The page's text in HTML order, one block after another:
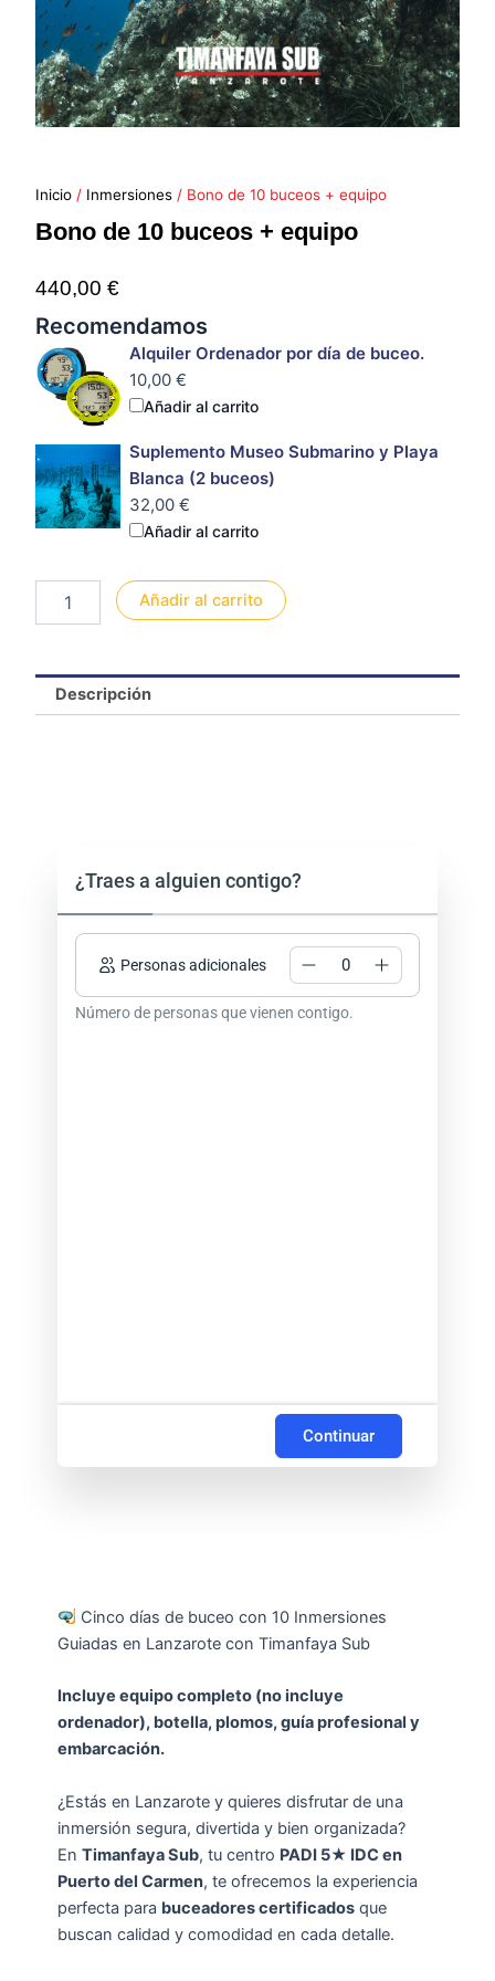
Inicio / Inmersiones / Bono de 10 buceos + equipo
Bono de 10 buceos + equipo
440,00€
Recomendamos
Alquiler Ordenador por día de buceo.
10,00€
Añadir al carrito
Suplemento Museo Submarino y Playa
Blanca (2 buceos)
32,00€
Añadir al carrito
Bono
10
buceos
equipo
cantidad
Añadir al carrito
Descripción
¿Traes a alguien contigo?
Personas adicionales
Número de personas que vienen contigo.
Continuar
Cinco días de buceo con 10 Inmersiones
Guiadas en Lanzarote con Timanfaya Sub
Incluye equipo completo (no incluye
ordenador), botella, plomos, guía profesional y
embarcación.
¿Estás en Lanzarote y quieres disfrutar de una
inmersión segura, divertida y bien organizada?
EnTimanfaya Sub, tu centro PADI 5★ IDC en
Puerto del Carmen, te ofrecemos la experiencia
perfecta para buceadores certificados que
buscan calidad y comodidad en cada detalle.